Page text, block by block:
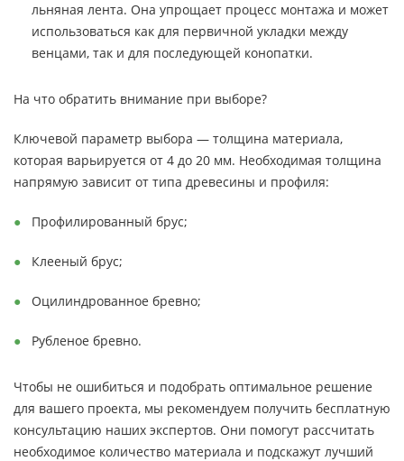
льняная лента. Она упрощает процесс монтажа и может
использоваться как для первичной укладки между
венцами, так и для последующей конопатки.
На что обратить внимание при выборе?
Ключевой параметр выбора — толщина материала,
которая варьируется от 4 до 20 мм. Необходимая толщина
напрямую зависит от типа древесины и профиля:
Профилированный брус;
Клееный брус;
Оцилиндрованное бревно;
Рубленое бревно.
Чтобы не ошибиться и подобрать оптимальное решение
для вашего проекта, мы рекомендуем получить бесплатную
консультацию наших экспертов. Они помогут рассчитать
необходимое количество материала и подскажут лучший